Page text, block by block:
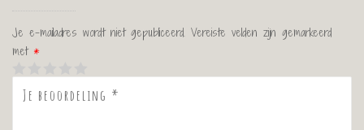
Je e-mailadres wordt niet gepubliceerd. Vereiste velden zijn gemarkeerd
met *